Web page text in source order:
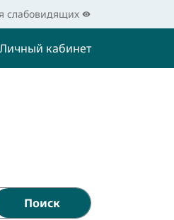
слабовидящих
Личный кабинет
Поиск